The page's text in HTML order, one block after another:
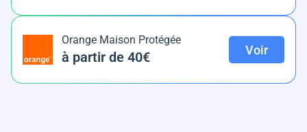
Orange Maison Protégée
à partir de 40€ Voir